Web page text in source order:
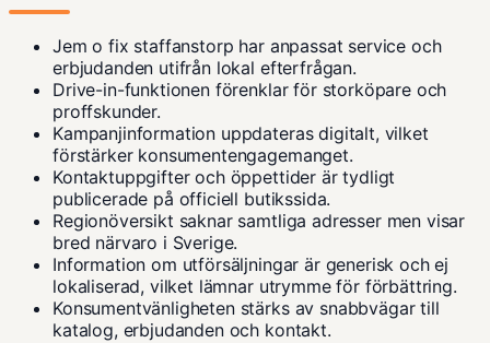
Jem o fix staffanstorp har anpassat service och
erbjudanden utifrån lokal efterfrågan.
Drive-in-funktionen förenklar för storköpare och
proffskunder.
Kampanjinformation uppdateras digitalt, vilket
förstärker konsumentengagemanget.
Kontaktuppgifter och öppettider är tydligt
publicerade på officiell butikssida.
Regionöversikt saknar samtliga adresser men visar
bred närvaro i Sverige.
Information om utförsäljningar är generisk och ej
lokaliserad, vilket lämnar utrymme för förbättring.
Konsumentvänligheten stärks av snabbvägar till
katalog, erbjudanden och kontakt.